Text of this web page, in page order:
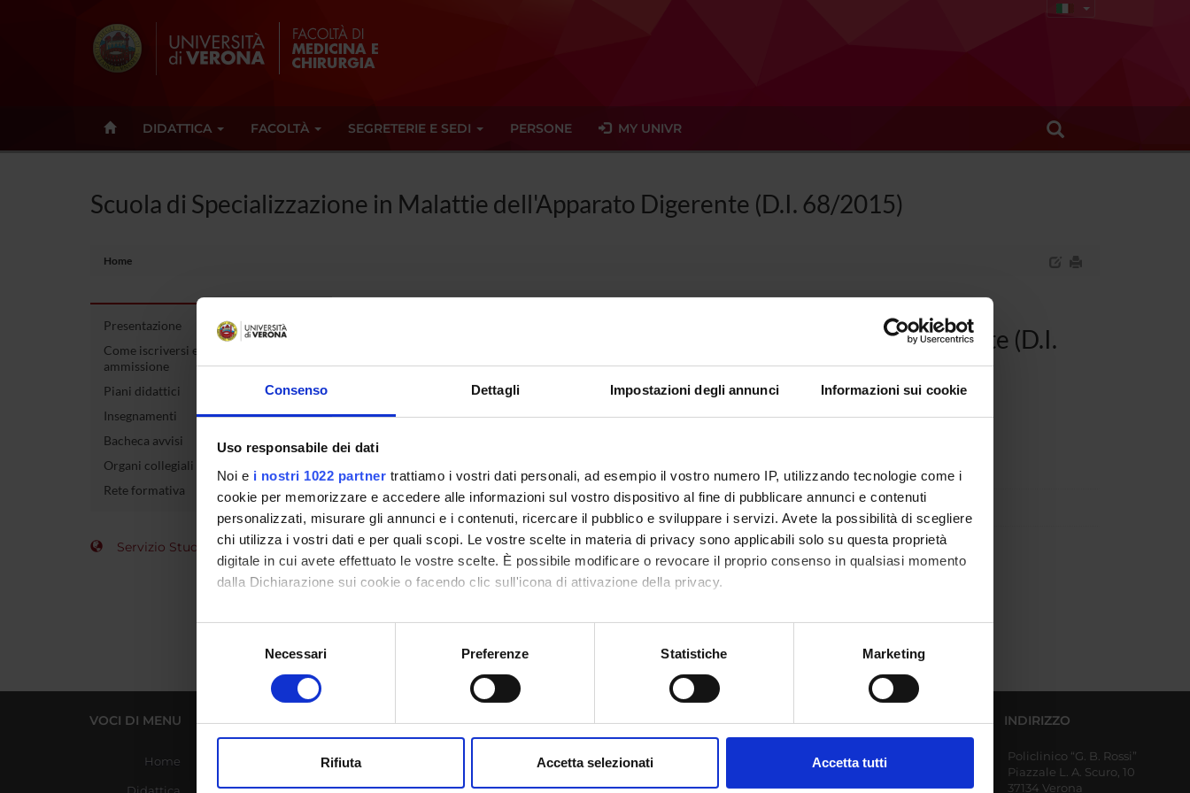
Consenso Dettagli Impostazioni degli annunci Informazioni sui cookie
Uso responsabile dei dati
Noi e i nostri 1022 partner trattiamo i vostri dati personali, ad esempio il vostro numero IP, utilizzando tecnologie come i
cookie per memorizzare e accedere alle informazioni sul vostro dispositivo al fine di pubblicare annunci e contenuti
personalizzati, misurare gli annunci e i contenuti, ricercare il pubblico e sviluppare i servizi. Avete la possibilità di scegliere
chi utilizza i vostri dati e per quali scopi. Le vostre scelte in materia di privacy sono applicabili solo su questa proprietà
digitale in cui avete effettuato le vostre scelte. È possibile modificare o revocare il proprio consenso in qualsiasi momento
dalla Dichiarazione sui cookie o facendo clic sull'icona di attivazione della privacy.
Con il tuo consenso, vorremmo anche:
raccogliere informazioni sulla tua posizione geografica, con un'approssimazione di qualche metro,
digitali).
modificare o ritirare il tuo consenso in qualsiasi momento dalla Dichiarazione sui cookie.
Necessari Preferenze Statistiche Marketing
Rifiuta Accetta selezionati Accetta tutti
DIDATTICA FACOLTÀ SEGRETERIE E SEDI PERSONE MY UNIVR
Scuola di Specializzazione in Malattie dell'Apparato Digerente (D.I. 68/2015)
Home
Presentazione
Come iscriversi e Requisiti di
ammissione
Piani didattici
Insegnamenti
Bacheca avvisi
Organi collegiali e di governo
Rete formativa
Servizio Studenti Internazionali
Scuola di Specializzazione in Malattie dell'Apparato Digerente (D.I.
68/2015)
Crediti 0
Settore disciplinare - - -
VOCI DI MENU
Home
LINK UTILI
Azienda Ospedaliera
DIPARTIMENTI AFFERENTI
Diagnostica e Sanità
INDIRIZZO
Policlinico “G. B. Rossi”
Piazzale L. A. Scuro, 10
37134 Verona